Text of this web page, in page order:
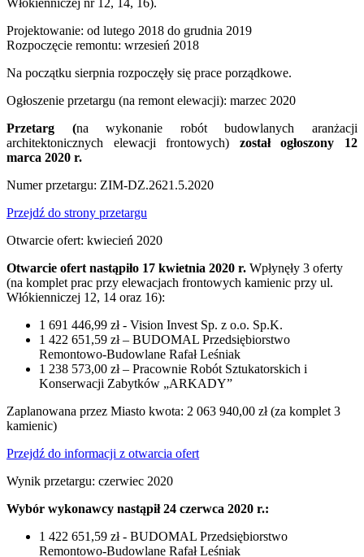
Włókienniczej nr 12, 14, 16).
Projektowanie: od lutego 2018 do grudnia 2019
Rozpoczęcie remontu: wrzesień 2018
Na początku sierpnia rozpoczęły się prace porządkowe.
Ogłoszenie przetargu (na remont elewacji): marzec 2020
Przetarg (na wykonanie robót budowlanych aranżacji
architektonicznych elewacji frontowych) został ogłoszony 12
marca 2020 r.
Numer przetargu: ZIM-DZ.2621.5.2020
Przejdź do strony przetargu
Otwarcie ofert: kwiecień 2020
Otwarcie ofert nastąpiło 17 kwietnia 2020 r. Wpłynęły 3 oferty
(na komplet prac przy elewacjach frontowych kamienic przy ul.
Włókienniczej 12, 14 oraz 16):
1 691 446,99 zł - Vision Invest Sp. z o.o. Sp.K.
1 422 651,59 zł – BUDOMAL Przedsiębiorstwo
Remontowo-Budowlane Rafał Leśniak
1 238 573,00 zł – Pracownie Robót Sztukatorskich i
Konserwacji Zabytków „ARKADY”
Zaplanowana przez Miasto kwota: 2 063 940,00 zł (za komplet 3
kamienic)
Przejdź do informacji z otwarcia ofert
Wynik przetargu: czerwiec 2020
Wybór wykonawcy nastąpił 24 czerwca 2020 r.:
1 422 651,59 zł - BUDOMAL Przedsiębiorstwo
Remontowo-Budowlane Rafał Leśniak